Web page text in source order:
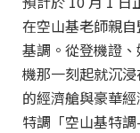
在空山基老師親
基調。從登機證
機那一刻起就沉
的經濟艙與豪華
特調「空山基特